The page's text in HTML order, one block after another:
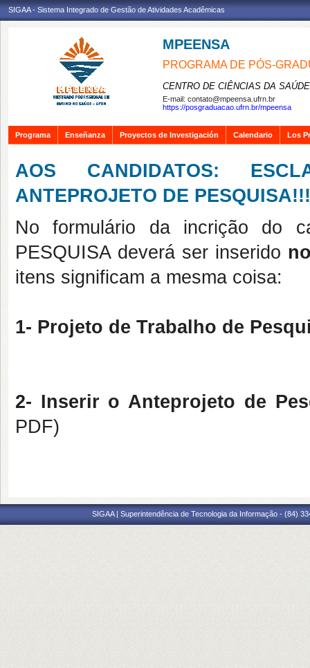
SIGAA - Sistema Integrado de Gestão de Atividades Acadêmicas
MPEENSA
PROGRAMA DE PÓS-
CENTRO DE CIÊNCIAS DA SAÚDE
E-mail: contato@mpeensa.ufrn.br
https://posgraduacao.ufrn.br/mpeensa
Programa Enseñanza Proyectos de Investigación Calendario Los
AOS CANDIDATOS:
ANTEPROJETO DE PESQUISA!!!
No formulário da incrição do
PESQUISA deverá ser inserido
itens significam a mesma coisa:
1- Projeto de Trabalho de
2- Inserir o Anteprojeto de
PDF)
SIGAA | Superintendência de Tecnologia da Informação - (84)